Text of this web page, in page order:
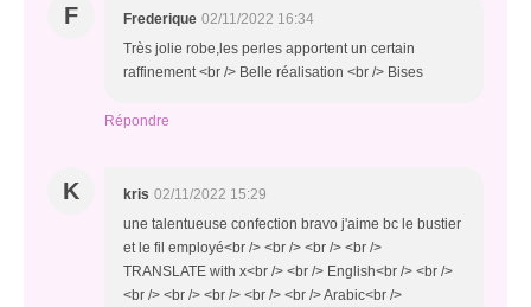
F Frederique 02/11/2022 16:34
Très jolie robe,les perles apportent un certain
raffinement <br /> Belle réalisation <br /> Bises
Répondre
K kris 02/11/2022 15:29
une talentueuse confection bravo j'aime bc le bustier
et le fil employé<br /> <br /> <br /> <br />
TRANSLATE with x<br /> <br /> English<br /> <br />
<br /> <br /> <br /> <br /> <br /> Arabic<br />